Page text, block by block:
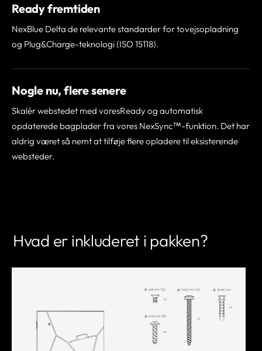
Ready fremtiden
NexBlue Delta de relevante standarder for tovejsopladning
og Plug&Charge-teknologi (ISO 15118).
Nogle nu, flere senere
Skalér webstedet med voresReady og automatisk
opdaterede bagplader fra vores NexSync™-funktion. Det har
aldrig været så nemt at tilføje flere opladere til eksisterende
websteder.
Hvad er inkluderet i pakken?